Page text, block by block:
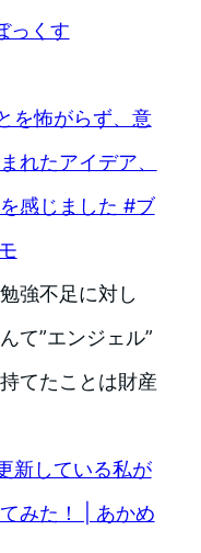
っくす
を怖がらず、意
れたアイデア、
感じました #ブ
強不足に対し
て”エンジェル”
てたことは財産
新している私が
みた！ | あかめ